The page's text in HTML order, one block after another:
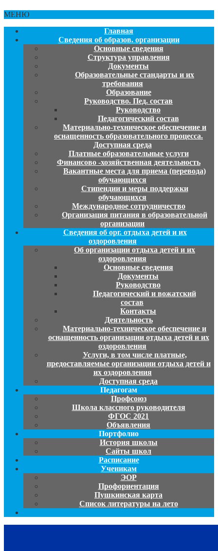
МЕНЮ
Главная
Сведения об образов. организации
Основные сведения
Структура управления
Документы
Образовательные стандарты и их
требования
Образование
Руководство. Пед. состав
Руководство
Педагогический состав
Материально-техническое обеспечение и
оснащенность образовательного процесса.
Доступная среда
Платные образовательные услуги
Финансово -хозяйственная деятельность
Вакантные места для приема (перевода)
обучающихся
Стипендии и меры поддержки
обучающихся
Международное сотрудничество
Организация питания в образовательной
организации
Сведения об орг. отдыха детей и их
оздоровления
Об организации отдыха детей и их
оздоровления
Основные сведения
Документы
Руководство
Педагогический и вожатский
состав
Контакты
Деятельность
Материально-техническое обеспечение и
оснащенность организации отдыха детей и их
оздоровления
Услуги, в том числе платные,
предоставляемые организации отдыха детей и
их оздоровления
Доступная среда
Педагогам
Профсоюз
Школа классного руководителя
ФГОС 2021
Объявления
Портфолио
История школы
Сайты школ
Расписание
Ученикам
ЭОР
Профориентация
Пушкинская карта
Список литературы на лето